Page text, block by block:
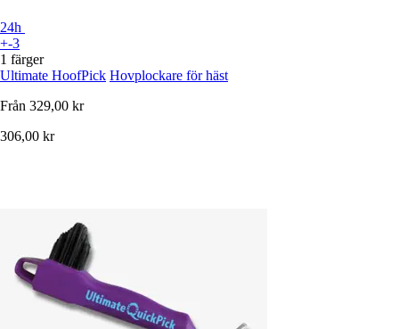
24h
+-3
1 färger
Ultimate HoofPick Hovplockare för häst
Från 329,00 kr
306,00 kr